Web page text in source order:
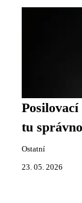
tu
Ostatní
23. 05. 2026